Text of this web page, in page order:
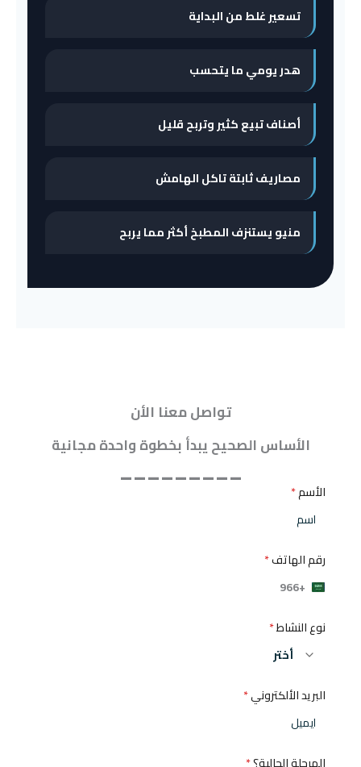
تسعير غلط من البداية
هدر يومي ما يتحسب
أصناف تبيع كثير وتربح قليل
مصاريف ثابتة تاكل الهامش
منيو يستنزف المطبخ أكثر مما يربح
تواصل معنا الأن
الأساس الصحيح يبدأ بخطوة واحدة مجانية
_________
الأسم*
رقم الهاتف*
S
a
i
+966
نوع النشاط*
البريد الألكتروني*